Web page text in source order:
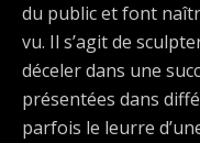
du public et font
vu. Il s’agit de
déceler dans une
présentées dans
parfois le leurre